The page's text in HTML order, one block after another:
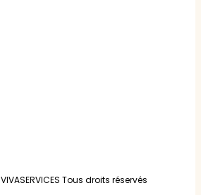
VIVASERVICES Tous droits réservés